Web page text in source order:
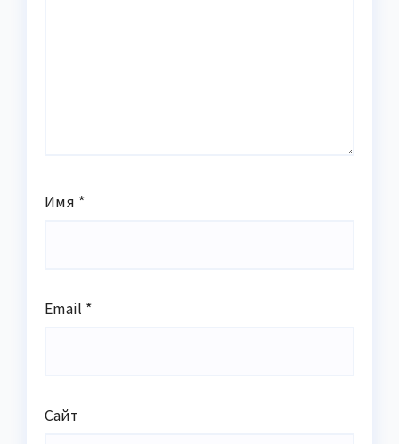
Имя *
Email *
Сайт